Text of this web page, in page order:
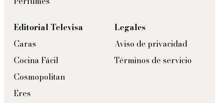
Editorial Televisa
Caras
Cocina Fácil
Cosmopolitan
Eres
Legales
Aviso de privacidad
Términos de servicio